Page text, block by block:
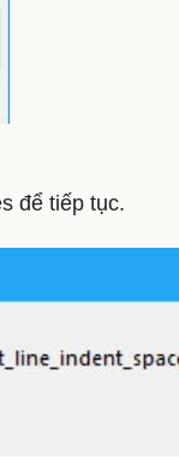
để tiếp tục.